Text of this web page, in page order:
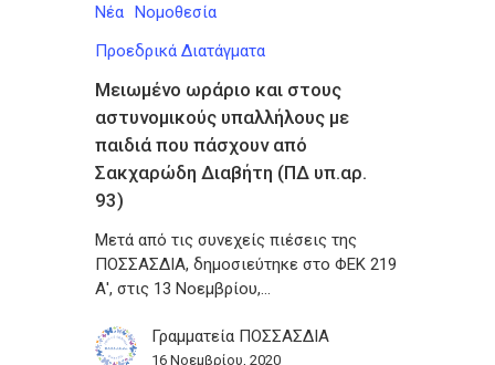
Νέα Νομοθεσία
Προεδρικά Διατάγματα
Μειωμένο ωράριο και στους
αστυνομικούς υπαλλήλους με
παιδιά που πάσχουν από
Σακχαρώδη Διαβήτη (ΠΔ υπ.αρ.
93)
Μετά από τις συνεχείς πιέσεις της
ΠΟΣΣΑΣΔΙΑ, δημοσιεύτηκε στο ΦΕΚ 219
Α', στις 13 Νοεμβρίου,…
Γραμματεία ΠΟΣΣΑΣΔΙΑ
16 Νοεμβρίου, 2020